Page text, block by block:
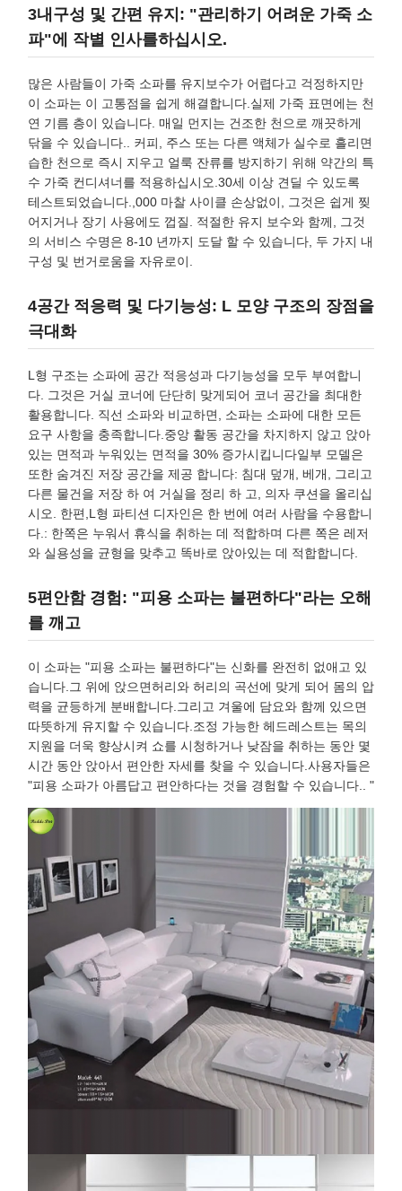
3내구성 및 간편 유지: "관리하기 어려운 가죽 소
파"에 작별 인사를하십시오.
많은 사람들이 가죽 소파를 유지보수가 어렵다고 걱정하지만
이 소파는 이 고통점을 쉽게 해결합니다.실제 가죽 표면에는 천
연 기름 층이 있습니다. 매일 먼지는 건조한 천으로 깨끗하게
닦을 수 있습니다.. 커피, 주스 또는 다른 액체가 실수로 흘리면
습한 천으로 즉시 지우고 얼룩 잔류를 방지하기 위해 약간의 특
수 가죽 컨디셔너를 적용하십시오.30세 이상 견딜 수 있도록
테스트되었습니다.,000 마찰 사이클 손상없이, 그것은 쉽게 찢
어지거나 장기 사용에도 껍질. 적절한 유지 보수와 함께, 그것
의 서비스 수명은 8-10 년까지 도달 할 수 있습니다, 두 가지 내
구성 및 번거로움을 자유로이.
4공간 적응력 및 다기능성: L 모양 구조의 장점을
극대화
L형 구조는 소파에 공간 적응성과 다기능성을 모두 부여합니
다. 그것은 거실 코너에 단단히 맞게되어 코너 공간을 최대한
활용합니다. 직선 소파와 비교하면, 소파는 소파에 대한 모든
요구 사항을 충족합니다.중앙 활동 공간을 차지하지 않고 앉아
있는 면적과 누워있는 면적을 30% 증가시킵니다일부 모델은
또한 숨겨진 저장 공간을 제공 합니다: 침대 덮개, 베개, 그리고
다른 물건을 저장 하 여 거실을 정리 하 고, 의자 쿠션을 올리십
시오. 한편,L형 파티션 디자인은 한 번에 여러 사람을 수용합니
다.: 한쪽은 누워서 휴식을 취하는 데 적합하며 다른 쪽은 레저
와 실용성을 균형을 맞추고 똑바로 앉아있는 데 적합합니다.
5편안함 경험: "피용 소파는 불편하다"라는 오해
를 깨고
이 소파는 "피용 소파는 불편하다"는 신화를 완전히 없애고 있
습니다.그 위에 앉으면허리와 허리의 곡선에 맞게 되어 몸의 압
력을 균등하게 분배합니다.그리고 겨울에 담요와 함께 있으면
따뜻하게 유지할 수 있습니다.조정 가능한 헤드레스트는 목의
지원을 더욱 향상시켜 쇼를 시청하거나 낮잠을 취하는 동안 몇
시간 동안 앉아서 편안한 자세를 찾을 수 있습니다.사용자들은
"피용 소파가 아름답고 편안하다는 것을 경험할 수 있습니다.. "